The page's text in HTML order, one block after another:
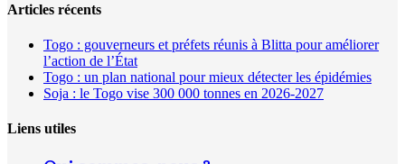
Articles récents
Togo : gouverneurs et préfets réunis à Blitta pour améliorer
l’action de l’État
Togo : un plan national pour mieux détecter les épidémies
Soja : le Togo vise 300 000 tonnes en 2026-2027
Liens utiles